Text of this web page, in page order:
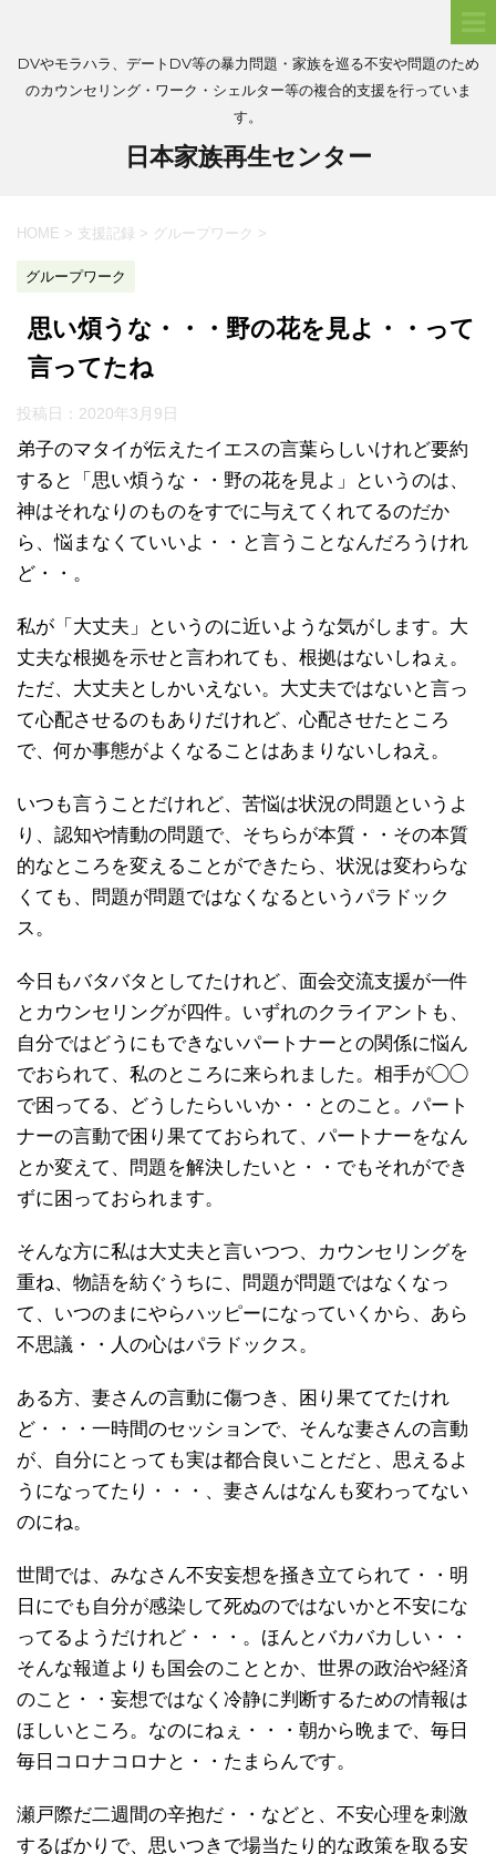
DVやモラハラ、デートDV等の暴力問題・家族を巡る不安や問題のため
のカウンセリング・ワーク・シェルター等の複合的支援を行っていま
す。
日本家族再生センター
HOME > 支援記録 > グループワーク >
グループワーク
思い煩うな・・・野の花を見よ・・って
言ってたね
投稿日： 2020年3月9日
弟子のマタイが伝えたイエスの言葉らしいけれど要約
すると「思い煩うな・・野の花を見よ」というのは、
神はそれなりのものをすでに与えてくれてるのだか
ら、悩まなくていいよ・・と言うことなんだろうけれ
ど・・。
私が「大丈夫」というのに近いような気がします。大
丈夫な根拠を示せと言われても、根拠はないしねぇ。
ただ、大丈夫としかいえない。大丈夫ではないと言っ
て心配させるのもありだけれど、心配させたところ
で、何か事態がよくなることはあまりないしねえ。
いつも言うことだけれど、苦悩は状況の問題というよ
り、認知や情動の問題で、そちらが本質・・その本質
的なところを変えることができたら、状況は変わらな
くても、問題が問題ではなくなるというパラドック
ス。
今日もバタバタとしてたけれど、面会交流支援が一件
とカウンセリングが四件。いずれのクライアントも、
自分ではどうにもできないパートナーとの関係に悩ん
でおられて、私のところに来られました。相手が◯◯
で困ってる、どうしたらいいか・・とのこと。パート
ナーの言動で困り果てておられて、パートナーをなん
とか変えて、問題を解決したいと・・でもそれができ
ずに困っておられます。
そんな方に私は大丈夫と言いつつ、カウンセリングを
重ね、物語を紡ぐうちに、問題が問題ではなくなっ
て、いつのまにやらハッピーになっていくから、あら
不思議・・人の心はパラドックス。
ある方、妻さんの言動に傷つき、困り果ててたけれ
ど・・・一時間のセッションで、そんな妻さんの言動
が、自分にとっても実は都合良いことだと、思えるよ
うになってたり・・・、妻さんはなんも変わってない
のにね。
世間では、みなさん不安妄想を掻き立てられて・・明
日にでも自分が感染して死ぬのではないかと不安にな
ってるようだけれど・・・。ほんとバカバカしい・・
そんな報道よりも国会のこととか、世界の政治や経済
のこと・・妄想ではなく冷静に判断するための情報は
ほしいところ。なのにねぇ・・・朝から晩まで、毎日
毎日コロナコロナと・・たまらんです。
瀬戸際だ二週間の辛抱だ・・などと、不安心理を刺激
するばかりで、思いつきで場当たり的な政策を取る安